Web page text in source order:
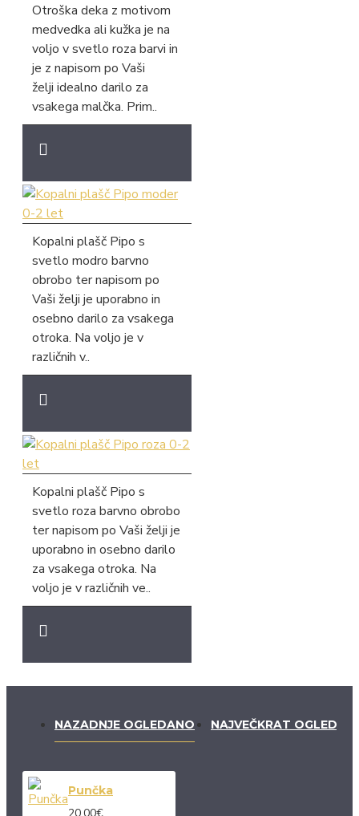
Otroška deka z motivom
medvedka ali kužka je na
voljo v svetlo roza barvi in
je z napisom po Vaši
želji idealno darilo za
vsakega malčka. Prim..
Kopalni plašč Pipo s
svetlo modro barvno
obrobo ter napisom po
Vaši želji je uporabno in
osebno darilo za vsakega
otroka. Na voljo je v
različnih v..
Kopalni plašč Pipo s
svetlo roza barvno obrobo
ter napisom po Vaši želji je
uporabno in osebno darilo
za vsakega otroka. Na
voljo je v različnih ve..
NAZADNJE OGLEDANO NAJVEČKRAT
Punčka
20.00€